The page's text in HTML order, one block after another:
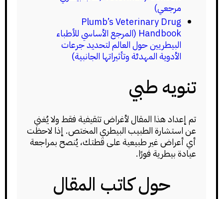
مرجعي)
Plumb’s Veterinary Drug
Handbook (المرجع الأساسي للأطباء
البيطريين حول العالم لتحديد جرعات
الأدوية المهدئة وتأثيراتها الجانبية)
تنويه طبي
تم إعداد هذا المقال لأغراض تثقيفية فقط ولا يُغني
عن استشارة الطبيب البيطري المختص. إذا لاحظت
أي أعراض غير طبيعية على قطتك، يُنصح بمراجعة
عيادة بيطرية فورًا.
حول كاتب المقال